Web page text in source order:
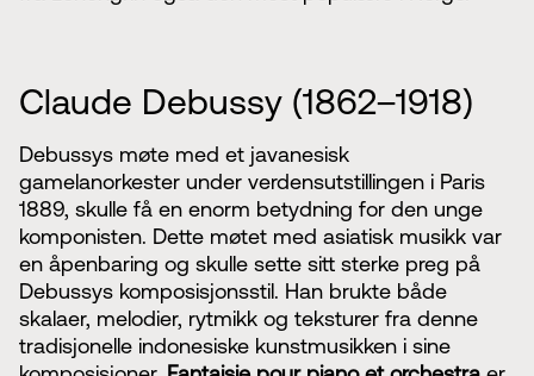
Claude Debussy (1862–1918)
Debussys møte med et javanesisk
gamelanorkester under verdensutstillingen i Paris
1889, skulle få en enorm betydning for den unge
komponisten. Dette møtet med asiatisk musikk var
en åpenbaring og skulle sette sitt sterke preg på
Debussys komposisjonsstil. Han brukte både
skalaer, melodier, rytmikk og teksturer fra denne
tradisjonelle indonesiske kunstmusikken i sine